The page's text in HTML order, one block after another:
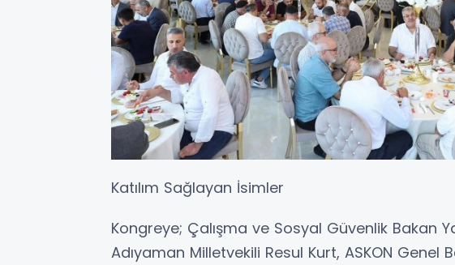
Katılım Sağlayan İsimler
Kongreye; Çalışma ve Sosyal Güvenlik Bakan
Adıyaman Milletvekili Resul Kurt, ASKON Genel